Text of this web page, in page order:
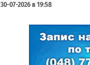
30-07-2026 в 19:58